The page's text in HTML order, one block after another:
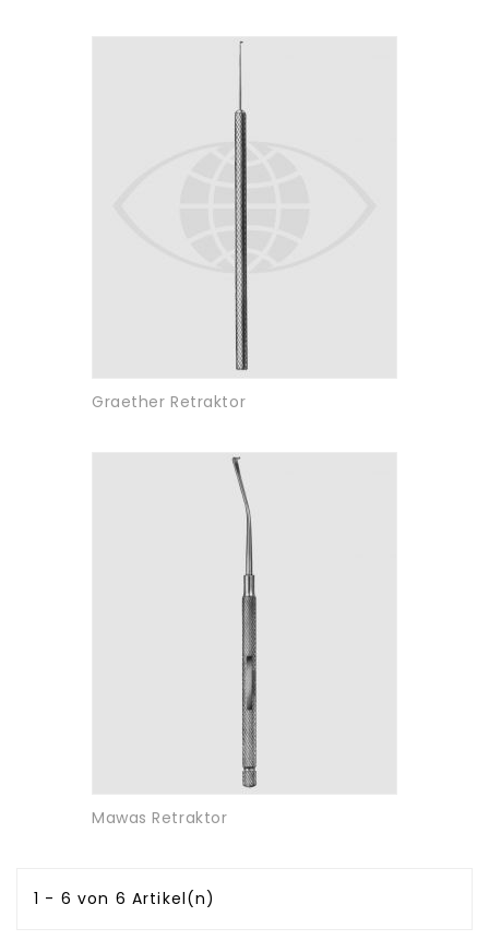
Graether Retraktor
Mawas Retraktor
1 - 6 von 6 Artikel(n)